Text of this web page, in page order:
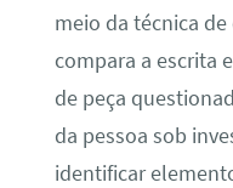
meio da técnica
compara a escrita
de peça
da pessoa sob
identificar